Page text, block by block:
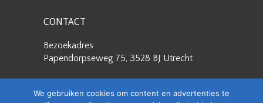
CONTACT
Bezoekadres
Papendorpseweg 75, 3528 BJ Utrecht
Papendorpseweg 75, 3528 BJ Utrecht
We gebruiken cookies om content en advertenties te